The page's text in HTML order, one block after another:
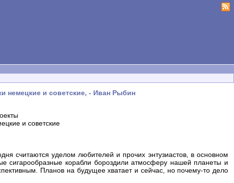
немецкие и советские, - Иван Рыбин
и советские
считаются уделом любителей и прочих энтузиастов, в основном
сигарообразные корабли бороздили атмосферу нашей планеты и
Планов на будущее хватает и сейчас, но почему-то дело